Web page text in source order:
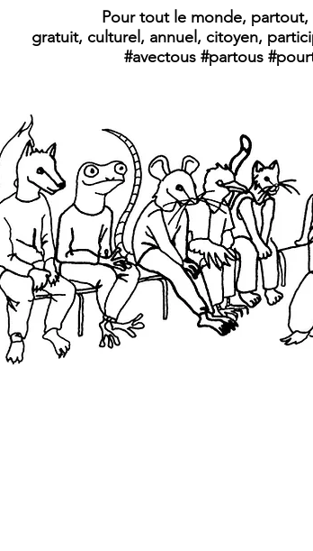
Pour tout le monde, partout,
gratuit, culturel, annuel, citoyen,
#avectous #partous